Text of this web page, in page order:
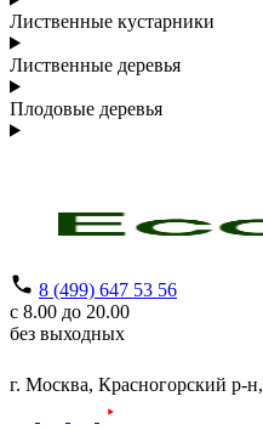
Лиственные кустарники
Лиственные деревья
Плодовые деревья
8 (499) 647 53 56
с 8.00 до 20.00
без выходных
г. Москва, Красногорский р-н,